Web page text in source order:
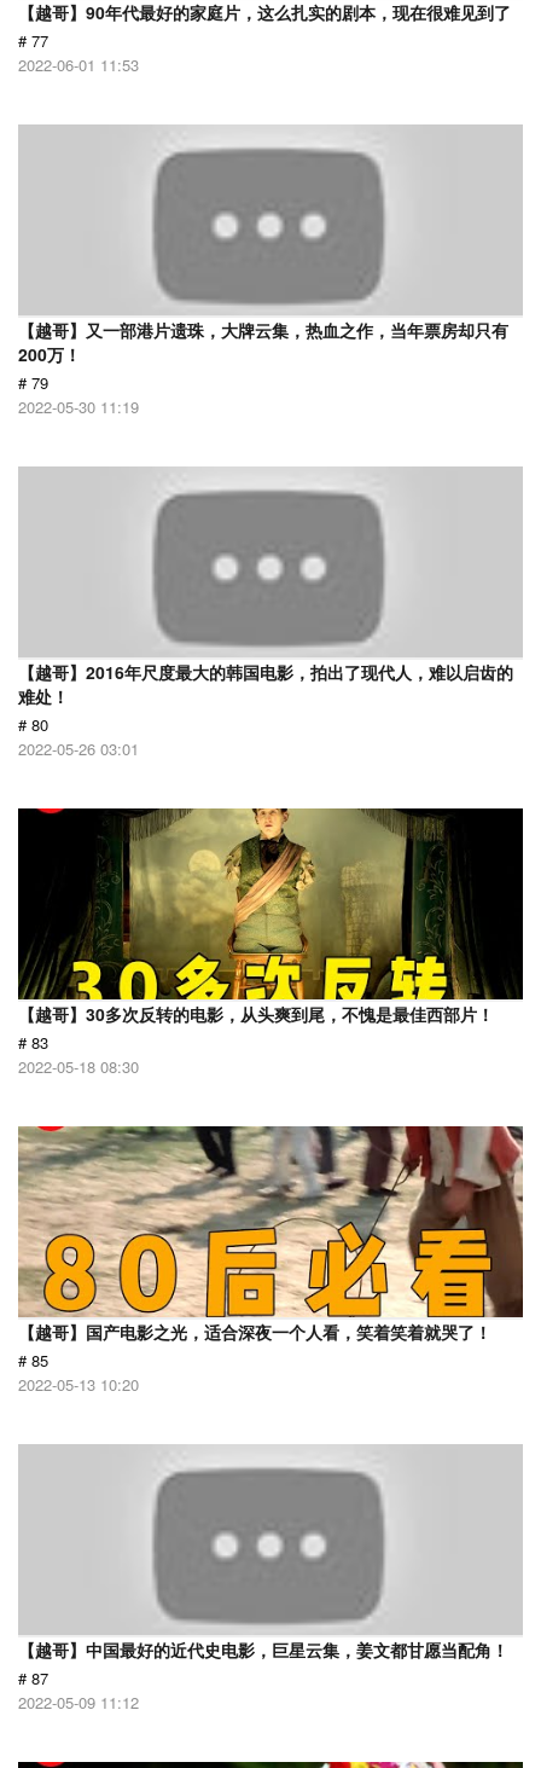
【越哥】90年代最好的家庭片，这么扎实的剧本，现在很难见到了
# 77
2022-06-01 11:53
【越哥】又一部港片遗珠，大牌云集，热血之作，当年票房却只有
200万！
# 79
2022-05-30 11:19
【越哥】2016年尺度最大的韩国电影，拍出了现代人，难以启齿的
难处！
# 80
2022-05-26 03:01
【越哥】30多次反转的电影，从头爽到尾，不愧是最佳西部片！
# 83
2022-05-18 08:30
【越哥】国产电影之光，适合深夜一个人看，笑着笑着就哭了！
# 85
2022-05-13 10:20
【越哥】中国最好的近代史电影，巨星云集，姜文都甘愿当配角！
# 87
2022-05-09 11:12